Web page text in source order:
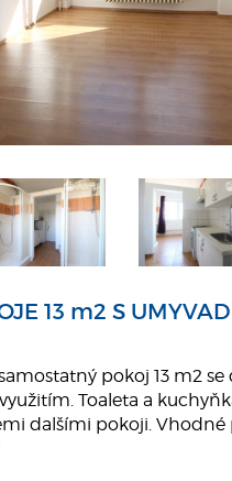
13 m2 S
pokoj 13 m2
Toaleta a
dalšími pokoji. Vhodné